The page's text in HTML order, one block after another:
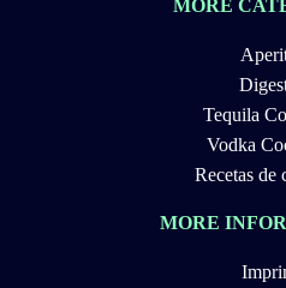
MORE
Tequila
Vodka
Recetas de
MORE